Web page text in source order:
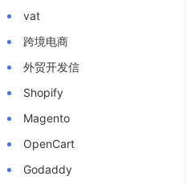
vat
跨境电商
外贸开发信
Shopify
Magento
OpenCart
Godaddy